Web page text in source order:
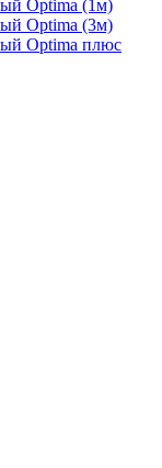
Optima (1м)
Optima (3м)
Optima плюс